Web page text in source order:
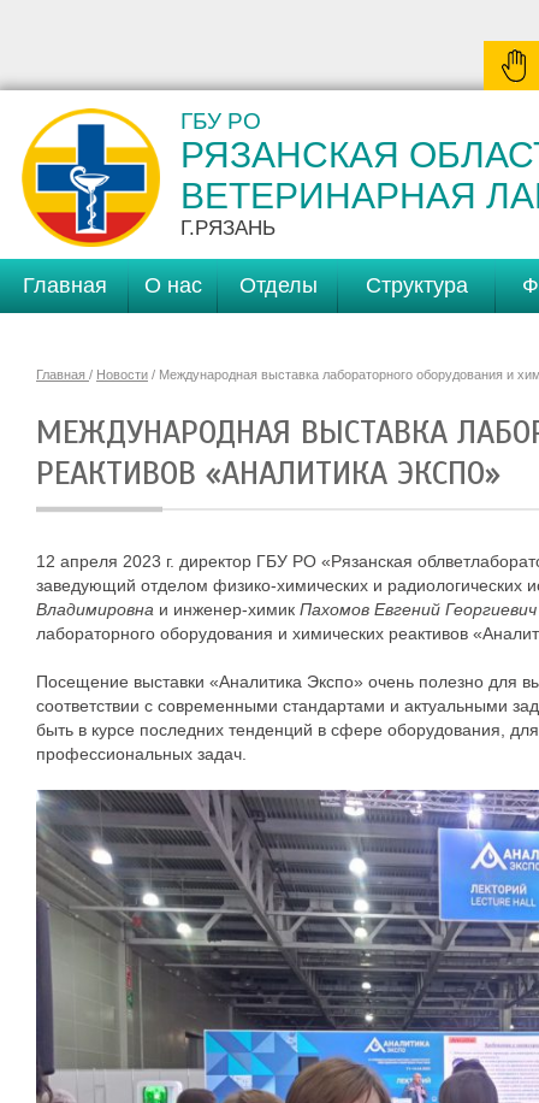
ГБУ РО
РЯЗАНСКАЯ
ВЕТЕРИНАРНАЯ
Г.РЯЗАНЬ
Главная О нас Отделы Структура
Главная / Новости / Международная выставка лабораторного оборудования и
МЕЖДУНАРОДНАЯ ВЫСТАВКА
РЕАКТИВОВ «АНАЛИТИКА ЭКСПО»
12 апреля 2023 г. директор ГБУ РО «Рязанская
заведующий отделом физико-химических и радиологических
Владимировна и инженер-химик Пахомов Евгений Георгиевич
лабораторного оборудования и химических реактивов
Посещение выставки «Аналитика Экспо» очень полезно для
соответствии с современными стандартами и актуальными
быть в курсе последних тенденций в сфере оборудования,
профессиональных задач.